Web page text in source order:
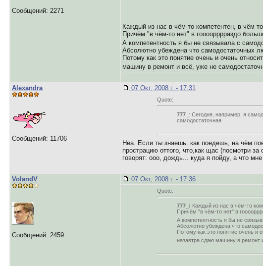
Сообщений: 2271
Каждый из нас в чём-то компетентен, в чём-
Причём "в чём-то нет" в гоооорррраздо
А компетентность я бы не связывала с
Абсолютно убеждена что самодостаточных
Потому как это понятие очень и очень
машину в ремонт и всё, уже не
Alexandra
Сообщений: 11706
07 Окт, 2008 г. - 17:31
Quote:
777_ : Сегодня, например, я
самодостаточная
Неа. Если ты знаешь. как поедешь, на чём
прострацию оттого, что,как щас (посмотри
говорят: ооо, дождь... куда я пойду, а что
VolandV
Сообщений: 2459
07 Окт, 2008 г. - 17:36
Quote:
777_: Каждый из нас в чём-то
Причём "в чём-то нет" в
А компетентность я бы не
Абсолютно убеждена что
Потому как это понятие очень и
назавтра сдаю машину в ремонт